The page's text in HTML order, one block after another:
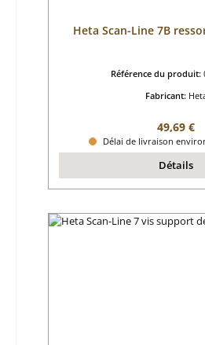
Heta Scan-Line 7B
Référence du produit:
Fabricant:
Prix
49,69 €
Délai de livraison
Détails